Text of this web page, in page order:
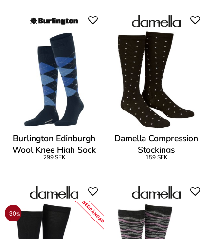
Burlington Edinburgh
Wool Knee High Sock
299 SEK
Damella Compression
Stockings
159 SEK
-30% BEGRÄNSAD